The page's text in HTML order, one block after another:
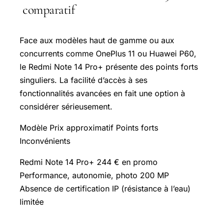
comparatif
Face aux modèles haut de gamme ou aux
concurrents comme OnePlus 11 ou Huawei P60,
le Redmi Note 14 Pro+ présente des points forts
singuliers. La facilité d’accès à ses
fonctionnalités avancées en fait une option à
considérer sérieusement.
Modèle Prix approximatif Points forts
Inconvénients
Redmi Note 14 Pro+ 244 € en promo
Performance, autonomie, photo 200 MP
Absence de certification IP (résistance à l’eau)
limitée